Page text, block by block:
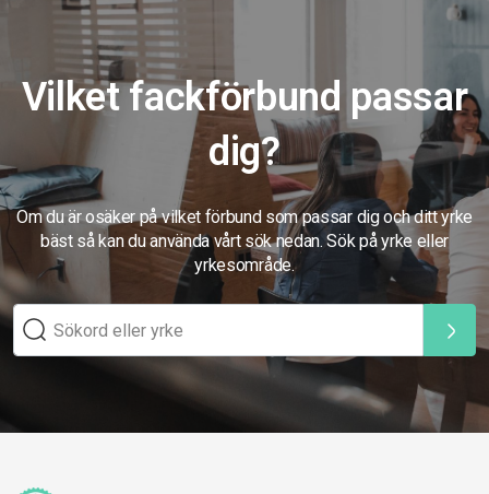
Vilket fackförbund passar
dig?
Om du är osäker på vilket förbund som passar dig och ditt yrke
bäst så kan du använda vårt sök nedan. Sök på yrke eller
yrkesområde.